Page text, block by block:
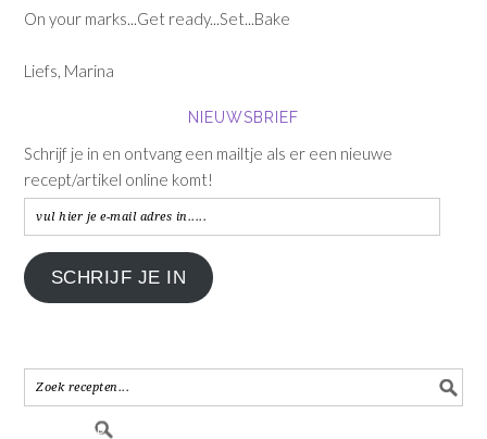
On your marks...Get ready...Set...Bake
Liefs, Marina
NIEUWSBRIEF
Schrijf je in en ontvang een mailtje als er een nieuwe
recept/artikel online komt!
vul
hier
je
e-
in.....
SCHRIJF JE IN